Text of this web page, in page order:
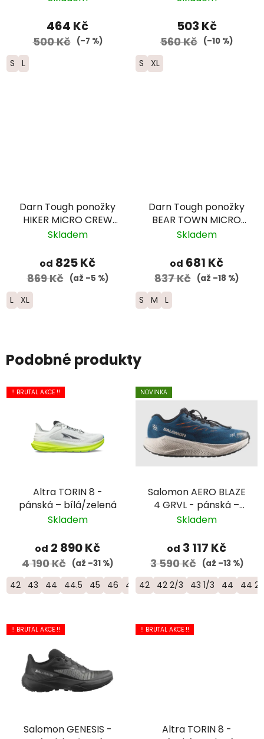
464 Kč
500 Kč (–7 %)
S L
503 Kč
560 Kč (–10 %)
S XL
Darn Tough ponožky
HIKER MICRO CREW
Midweight Merino -
Skladem
od 825 Kč
869 Kč (až –5 %)
L XL
Darn Tough ponožky
BEAR TOWN MICRO
CREW Lightweight
modré
Skladem
od 681 Kč
837 Kč (až –18 %)
S M L
Podobné produkty
!! BRUTAL AKCE !!
Altra TORIN 8 -
pánská – bílá/zelená
Skladem
od 2 890 Kč
4 190 Kč (až –31 %)
42 43 44 44.5 45 46 46.5
NOVINKA
Salomon AERO BLAZE
4 GRVL - pánská –
modrá
Skladem
od 3 117 Kč
3 590 Kč (až –13 %)
42 42 2/3 43 1/3 44 44
!! BRUTAL AKCE !!
Salomon GENESIS -
!! BRUTAL AKCE !!
Altra TORIN 8 -